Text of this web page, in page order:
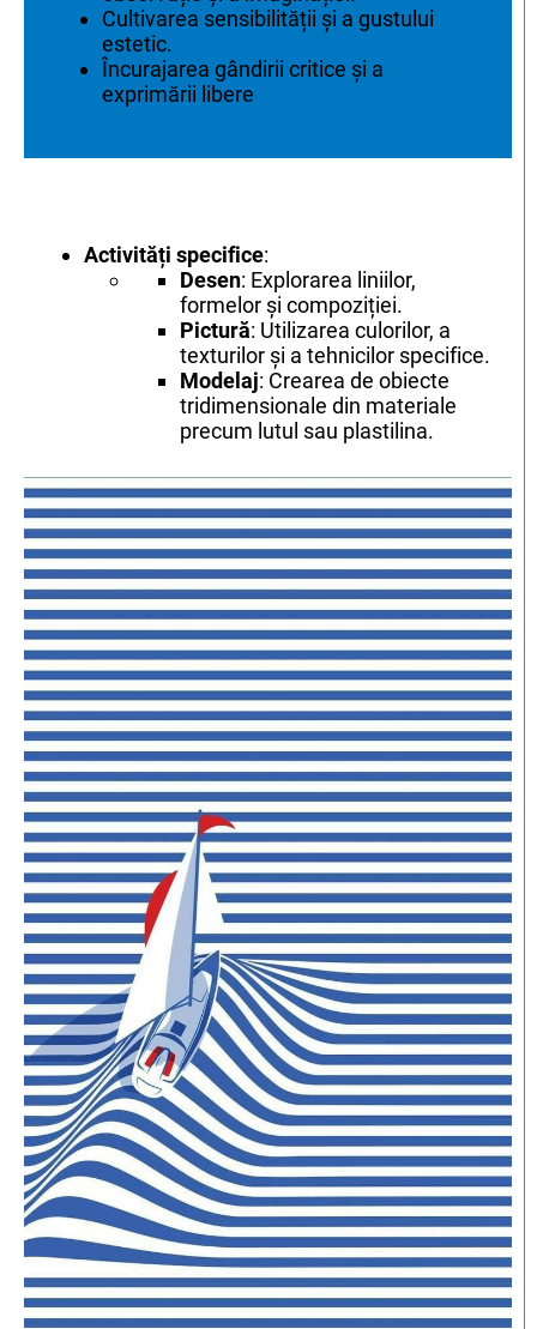
Cultivarea sensibilității și a gustului
estetic.
Încurajarea gândirii critice și a
exprimării libere
Activități specifice:
Desen: Explorarea liniilor,
formelor și compoziției.
Pictură: Utilizarea culorilor, a
texturilor și a tehnicilor specifice.
Modelaj: Crearea de obiecte
tridimensionale din materiale
precum lutul sau plastilina.